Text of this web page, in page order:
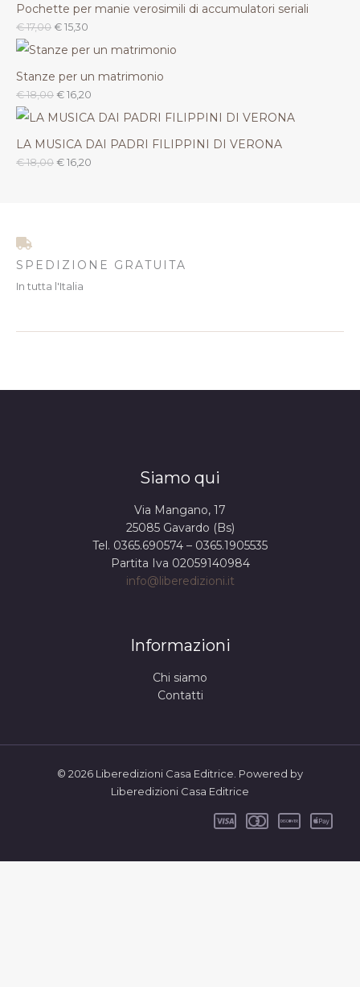
Pochette per manie verosimili di accumulatori seriali
€17,00 € 15,30
Stanze per un matrimonio
€18,00 € 16,20
LA MUSICA DAI PADRI FILIPPINI DI VERONA
€18,00 € 16,20
SPEDIZIONE GRATUITA
In tutta l'Italia
Siamo qui
Via Mangano, 17
25085 Gavardo (Bs)
Tel. 0365.690574 – 0365.1905535
Partita Iva 02059140984
info@liberedizioni.it
Informazioni
Chi siamo
Contatti
© 2026 Liberedizioni Casa Editrice. Powered by
Liberedizioni Casa Editrice